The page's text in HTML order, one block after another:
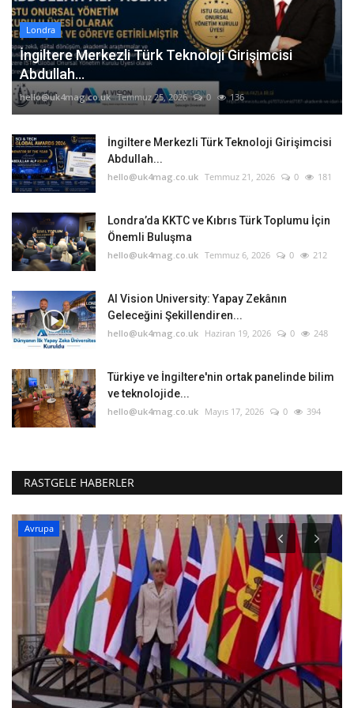
Londra
İngiltere Merkezli Türk Teknoloji Girişimcisi
Abdullah...
hello@uk4mag.co.uk Temmuz 25, 2026 0 136
İngiltere Merkezli Türk Teknoloji Girişimcisi
Abdullah...
hello@uk4mag.co.uk Temmuz 21, 2026 0 181
Londra’da KKTC ve Kıbrıs Türk Toplumu İçin
Önemli Buluşma
hello@uk4mag.co.uk Temmuz 6, 2026 0 212
AI Vision University: Yapay Zekânın
Geleceğini Şekillendiren...
hello@uk4mag.co.uk Haziran 19, 2026 0 248
Türkiye ve İngiltere'nin ortak panelinde bilim
ve teknolojide...
hello@uk4mag.co.uk Mayıs 17, 2026 0 394
RASTGELE HABERLER
Avrupa